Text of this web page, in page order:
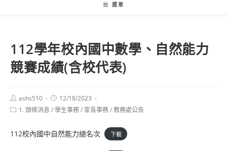
選單
112學年校內國中數學、自然能力
競賽成績(含校代表)
Post
author:
ashs510
Post
published:
12/18/2023
Post1. 頭條消息 /學生事務/ 家長事務/教務處公告
112校內國中自然能力總名次 下載